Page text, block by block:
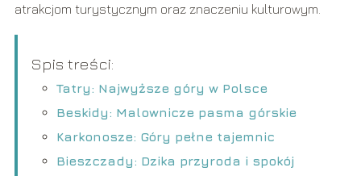
atrakcjom turystycznym oraz znaczeniu kulturowym.
Spis treści:
Tatry: Najwyższe góry w Polsce
Beskidy: Malownicze pasma górskie
Karkonosze: Góry pełne tajemnic
Bieszczady: Dzika przyroda i spokój